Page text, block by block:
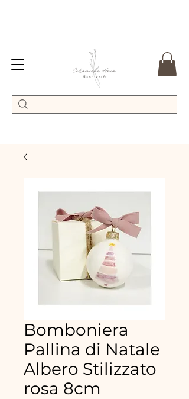
Bomboniera
Pallina di Natale
Albero Stilizzato
rosa 8cm